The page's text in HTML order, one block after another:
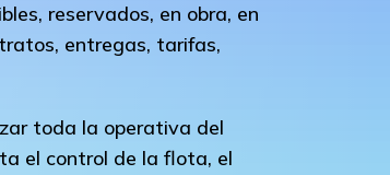
reservados, en obra, en
entregas, tarifas,
toda la operativa del
el control de la flota, el